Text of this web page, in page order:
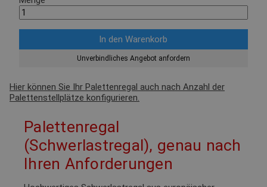
Unverbindliches Angebot anfordern
Hier können Sie Ihr Palettenregal auch nach Anzahl der
Palettenstellplätze konfigurieren.
Palettenregal
(Schwerlastregal), genau nach
Ihren Anforderungen